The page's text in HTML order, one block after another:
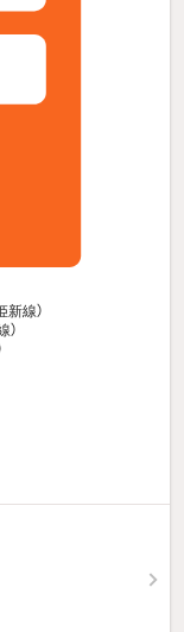
新線）
）